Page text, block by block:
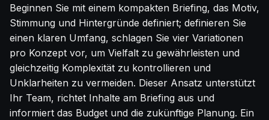
Beginnen Sie mit einem kompakten Briefing, das Motiv,
Stimmung und Hintergründe definiert; definieren Sie
einen klaren Umfang, schlagen Sie vier Variationen
pro Konzept vor, um Vielfalt zu gewährleisten und
gleichzeitig Komplexität zu kontrollieren und
Unklarheiten zu vermeiden. Dieser Ansatz unterstützt
Ihr Team, richtet Inhalte am Briefing aus und
informiert das Budget und die zukünftige Planung. Ein